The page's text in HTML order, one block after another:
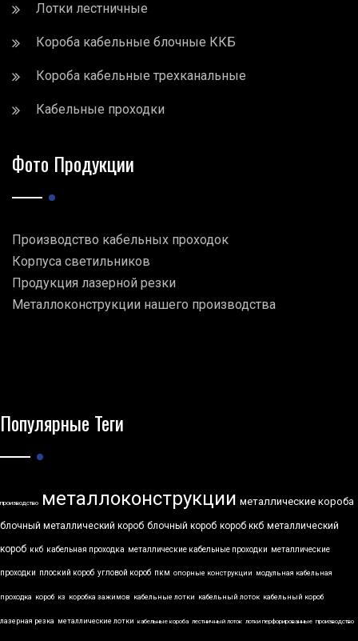
Лотки лестничные
Короба кабельные блочные ККБ
Короба кабельные трехканальные
Кабельные проходки
Фото Продукции
Производство кабельных проходок
Корпуса светильников
Продукция лазерной резки
Металлоконструкции нашего производства
Популярные Теги
производство металлоконструкции металлические короба
блочный металлический короб блочный короб короб ккб металлический
короб ккб кабельная проходка металлические кабельные проходки металлические
проходки плоский короб угловой короб пкм опорные конструкции модульная кабельная
проходка короб кз коробка зажимов кабельные лотки кабельный лоток кабельный короб
лазерная резка металлические лотки кабельные короба лестничный лоток лотки перфорированные производство